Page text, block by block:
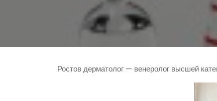
Ростов дерматолог — венеролог высшей